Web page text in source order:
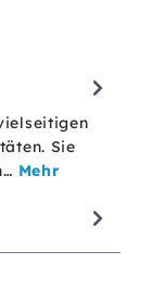
Sie
Mehr